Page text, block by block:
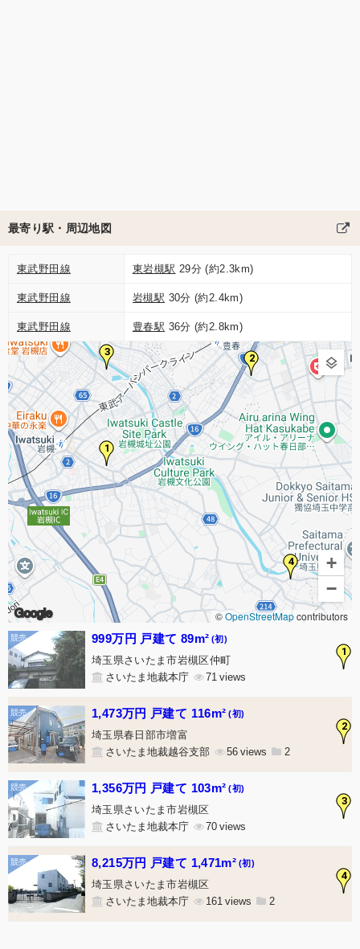
最寄り駅・周辺地図
東武野田線 東岩槻駅 29分 (約2.3km)
東武野田線 岩槻駅 30分 (約2.4km)
東武野田線 豊春駅 36分 (約2.8km)
1
2
3
4
Google
+
−
©OpenStreetMapcontributors
1
999万円 戸建て 89m² (初)
埼玉県さいたま市岩槻区仲町
さいたま地裁本庁
71
2
1,473万円 戸建て 116m² (初)
埼玉県春日部市増富
さいたま地裁越谷支部
56 2
3
1,356万円 戸建て 103m² (初)
埼玉県さいたま市岩槻区
さいたま地裁本庁
70
4
8,215万円 戸建て 1,471m² (初)
埼玉県さいたま市岩槻区
さいたま地裁本庁
161 2